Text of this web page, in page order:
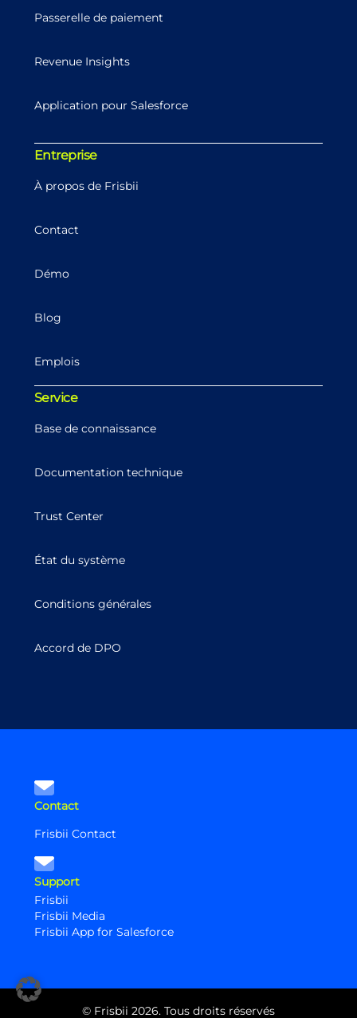
Passerelle de paiement
Revenue Insights
Application pour Salesforce
Entreprise
À propos de Frisbii
Contact
Démo
Blog
Emplois
Service
Base de connaissance
Documentation technique
Trust Center
État du système
Conditions générales
Accord de DPO
Contact
Frisbii Contact
Support
Frisbii
Frisbii Media
Frisbii App for Salesforce
© Frisbii 2026. Tous droits réservés